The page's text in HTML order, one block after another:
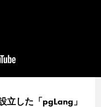
立した「pgLang」